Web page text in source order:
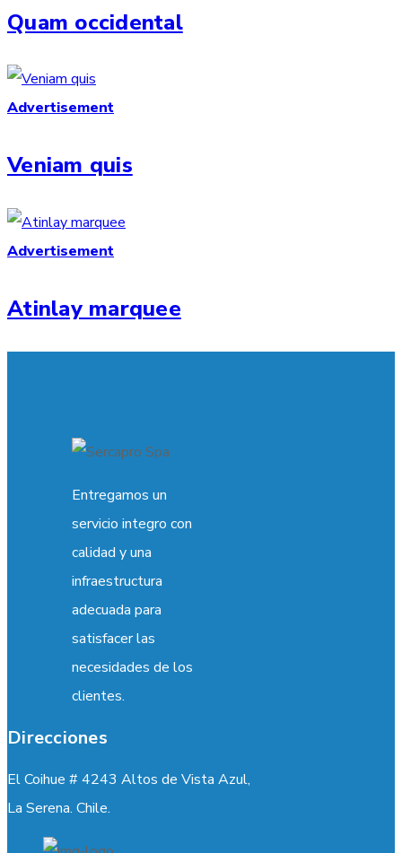
Quam occidental
Advertisement
Veniam quis
Advertisement
Atinlay marquee
Entregamos un
servicio integro con
calidad y una
infraestructura
adecuada para
satisfacer las
necesidades de los
clientes.
Direcciones
El Coihue # 4243 Altos de Vista Azul,
La Serena. Chile.